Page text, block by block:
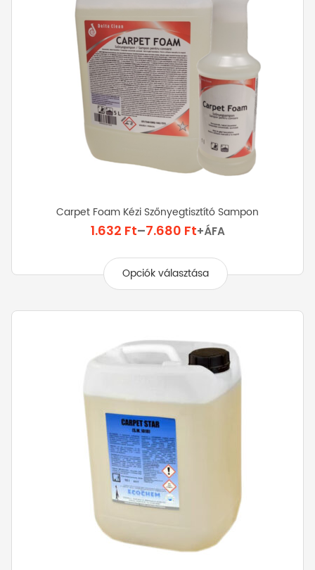
Carpet Foam Kézi Szőnyegtisztító Sampon
1.632 Ft–7.680 FtÁrtartomány:
-
7.680 Ft
+ÁFA
Opciók választása
terméknek
variációja
A
változatok
választhatók
ki